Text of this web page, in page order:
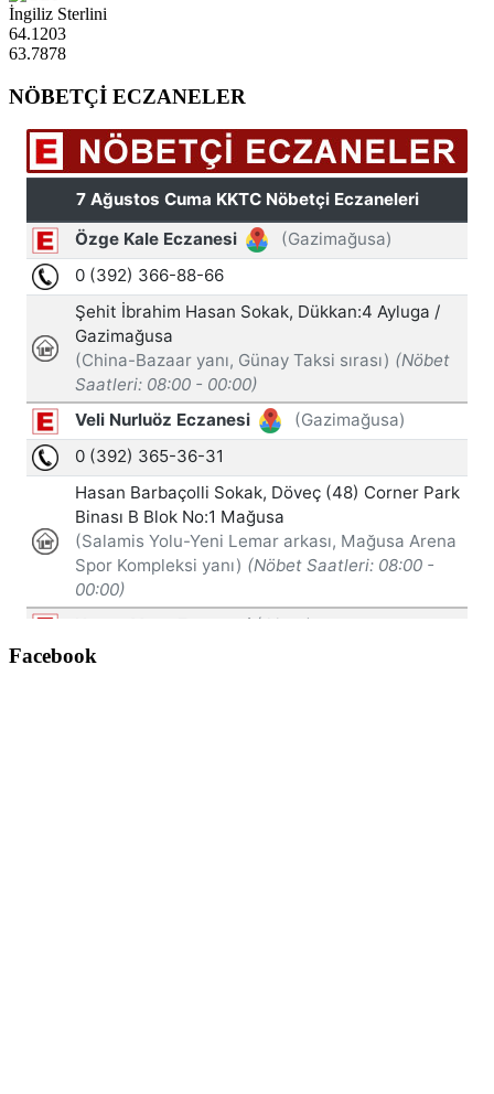
İngiliz Sterlini
64.1203
63.7878
NÖBETÇİ ECZANELER
Facebook